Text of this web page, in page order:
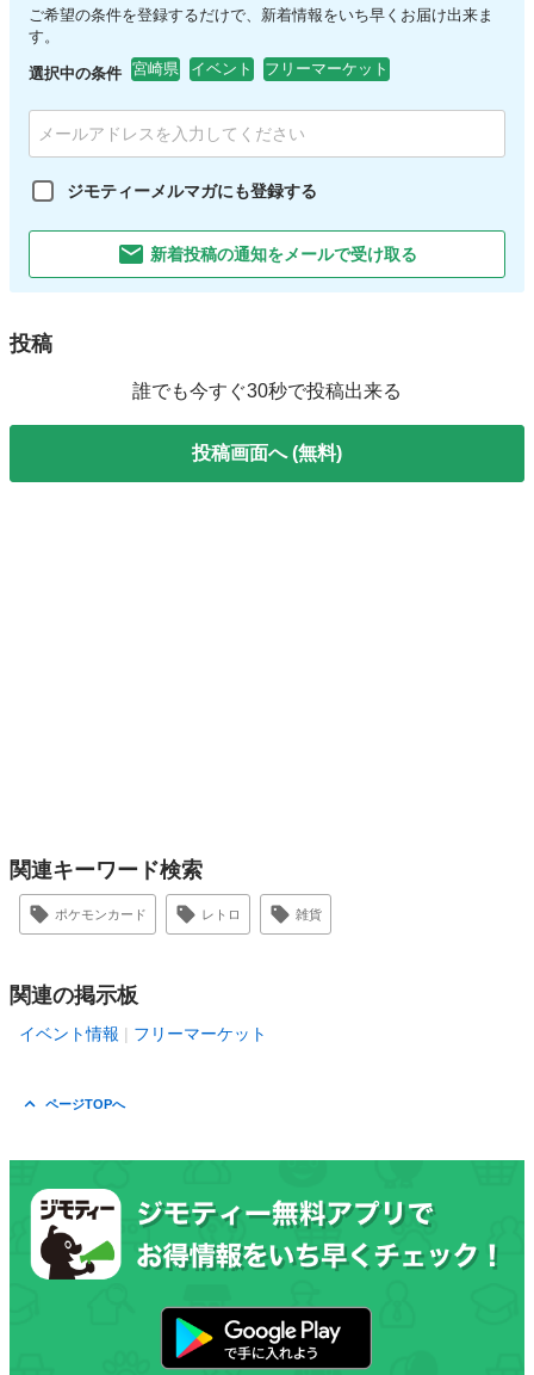
ご希望の条件を登録するだけで、新着情報をいち早くお届け出来ま
す。
選択中の条件 宮崎県 イベント フリーマーケット
ジモティーメルマガにも登録する
新着投稿の通知をメールで受け取る
投稿
誰でも今すぐ30秒で投稿出来る
投稿画面へ (無料)
関連キーワード検索
ポケモンカード レトロ 雑貨
関連の掲示板
イベント情報 フリーマーケット
ページTOPへ